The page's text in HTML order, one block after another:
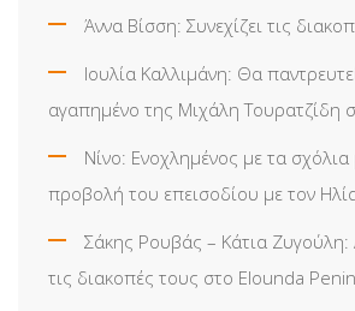
Άννα Βίσση: Συνεχίζει τις
Ιουλία Καλλιμάνη: Θα
αγαπημένο της Μιχάλη Τουρατζίδη
Νίνο: Ενοχλημένος με τα σχόλια
προβολή του επεισοδίου με τον
Σάκης Ρουβάς – Κάτια
τις διακοπές τους στο Elounda